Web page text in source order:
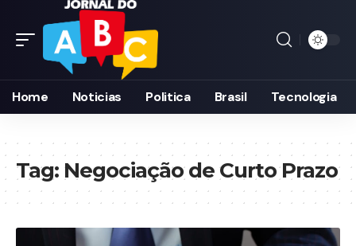
Home Noticias Politica Brasil Tecnologia
Tag: Negociação de Curto Prazo